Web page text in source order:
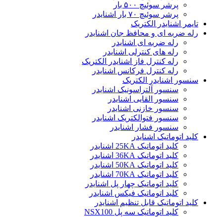
پرشر سوئیچ ۵۰۰ بار
پرشر سوئیچ ۷۰ بار اشنایدر
تایمر اشنایدر الکتریک
رله ضربه ای و محافظ جان اشنایدر
رله ضربه ای اشنایدر
رله های کنترلی اشنایدر
رله کنترل فاز اشنایدر الکتریک
رله کنترل فرکانس اشنایدر
سنسور اشنایدر الکتریک
سنسور آلتراسونیک اشنایدر
سنسور القایی اشنایدر
سنسور خازنی اشنایدر
سنسور فتوالکتریک اشنایدر
سنسور فشار اشنایدر
کلید اتوماتیک اشنایدر
کلید اتوماتیک 25KA اشنایدر
کلید اتوماتیک 36KA اشنایدر
کلید اتوماتیک 50KA اشنایدر
کلید اتوماتیک 70KA اشنایدر
کلید اتوماتیک چهار پل اشنایدر
کلید اتوماتیک فیکس اشنایدر
کلید اتوماتیک قابل تنظیم اشنایدر
کلید اتوماتیک سه پل NSX100